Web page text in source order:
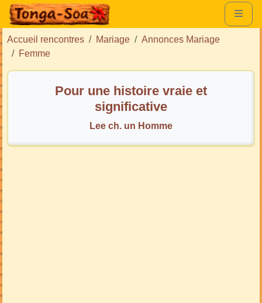
Accueil rencontres Mariage
Annonces Mariage
Femme
Pour une histoire vraie et
significative
Lee ch. un Homme